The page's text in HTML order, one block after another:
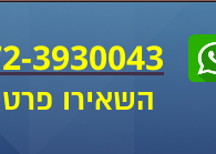
3930043
השאירו